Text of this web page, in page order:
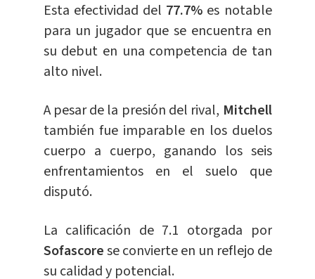
Esta efectividad del 77.7% es notable
para un jugador que se encuentra en
su debut en una competencia de tan
alto nivel.
A pesar de la presión del rival, Mitchell
también fue imparable en los duelos
cuerpo a cuerpo, ganando los seis
enfrentamientos en el suelo que
disputó.
La calificación de 7.1 otorgada por
Sofascorese convierte en un reflejo de
su calidad y potencial.